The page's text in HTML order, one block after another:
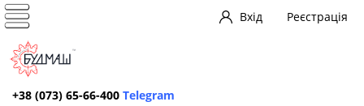
Вхід Реєстрація
+38 (073) 65-66-400 Telegram